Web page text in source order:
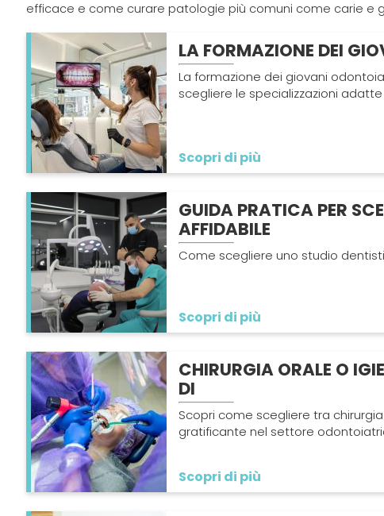
efficace e come curare patologie più comuni come carie e
LA FORMAZIONE DEI
La formazione dei giovani
scegliere le specializzazioni
Scopri di più
GUIDA PRATICA PER
AFFIDABILE
Come scegliere uno studio
Scopri di più
CHIRURGIA ORALE O
DI
Scopri come scegliere tra
gratificante nel settore
Scopri di più